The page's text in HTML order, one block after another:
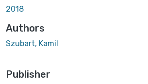
2018
Authors
Szubart, Kamil
Publisher